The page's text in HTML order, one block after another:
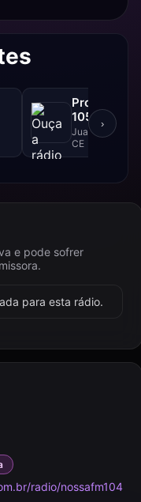
Progresso
105.1 FM
Juazeiro Do
CE
›
e pode sofrer
para esta rádio.
radio/nossafm104